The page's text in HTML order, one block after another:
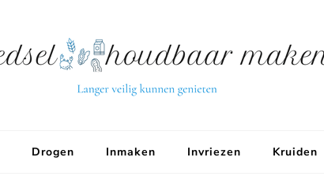
Drogen Inmaken Invriezen Kruiden